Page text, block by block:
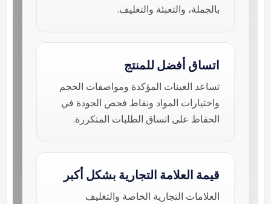
بالجملة، والتعبئة والتغليف.
اتساق أفضل للمنتج
تساعد العينات المؤكدة ومواصفات الحجم
واختيارات المواد ونقاط فحص الجودة في
الحفاظ على اتساق الطلبات المتكررة.
قيمة العلامة التجارية بشكل أكبر
العلامات التجارية الخاصة والتغليف